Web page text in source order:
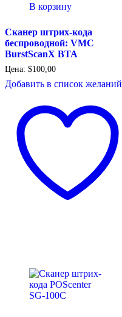
В корзину
Сканер штрих-кода
беспроводной: VMC
BurstScanX BTA
Цена: $100,00
Добавить в список желаний